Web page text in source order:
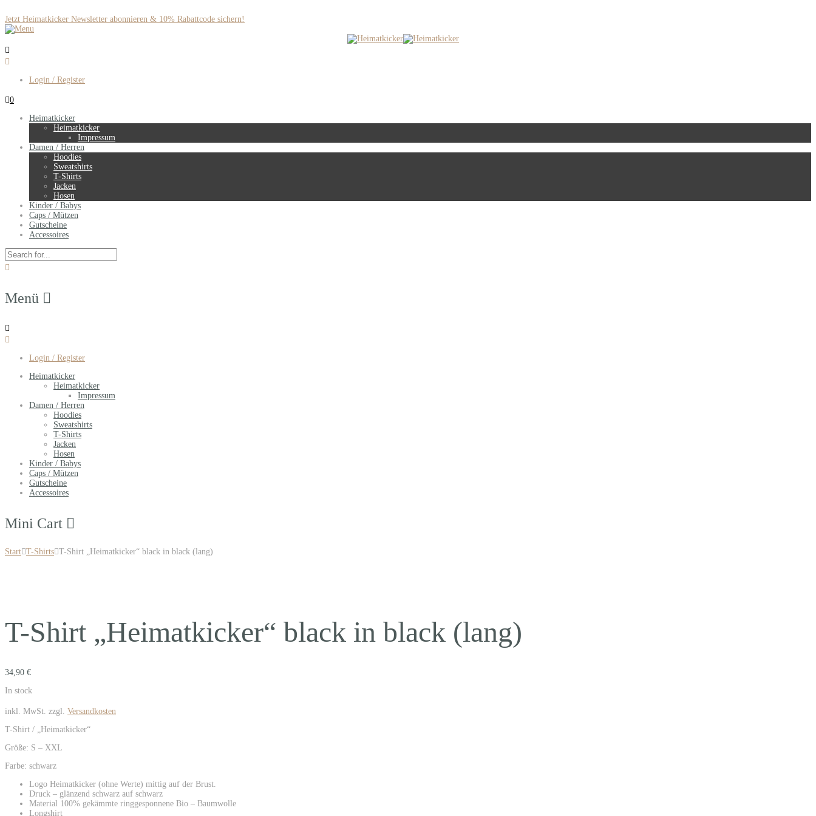
Jetzt Heimatkicker Newsletter abonnieren & 10% Rabattcode sichern!
Login / Register
0
Heimatkicker
Heimatkicker
Impressum
Damen / Herren
Hoodies
Sweatshirts
T-Shirts
Jacken
Hosen
Kinder / Babys
Caps / Mützen
Gutscheine
Accessoires
Menü
Login / Register
Heimatkicker
Heimatkicker
Impressum
Damen / Herren
Hoodies
Sweatshirts
T-Shirts
Jacken
Hosen
Kinder / Babys
Caps / Mützen
Gutscheine
Accessoires
Mini Cart
Start T-Shirts T-Shirt „Heimatkicker“ black in black (lang)
T-Shirt „Heimatkicker“ black in black (lang)
34,90 €
In stock
inkl. MwSt. zzgl. Versandkosten
T-Shirt / „Heimatkicker“
Größe: S – XXL
Farbe: schwarz
Logo Heimatkicker (ohne Werte) mittig auf der Brust.
Druck – glänzend schwarz auf schwarz
Material 100% gekämmte ringgesponnene Bio – Baumwolle
Longshirt